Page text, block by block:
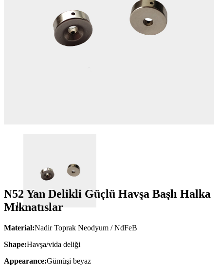
N52 Yan Delikli Güçlü Havşa Başlı Halka
Mıknatıslar
Material:Nadir Toprak Neodyum / NdFeB
Shape:Havşa/vida deliği
Appearance:Gümüşi beyaz